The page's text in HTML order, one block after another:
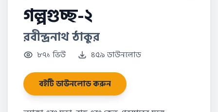
গল্পগুচ্ছ-২
রবীন্দ্রনাথ ঠাকুর
৮৭১ ভিউ ৪৫৯ ডাউনলোড
বইটি ডাউনলোড করুন